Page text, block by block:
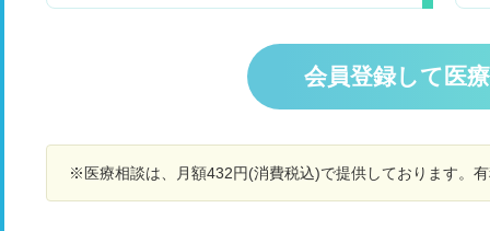
なり、現在の大きさは５～６ｍｍです。大きさは
さほど問題は無いようなのですが、瘤の形が突き
出ている角？のようなものが数カ所あり、それも
大きくなっているとのことで、何らかの治療を勧
確認しにくい位置にある為クリッピングは難し
く、コイリングが最も良いだろうと言われまし
会員登録して医
※医療相談は、月額432円(消費税込)で提供しております。